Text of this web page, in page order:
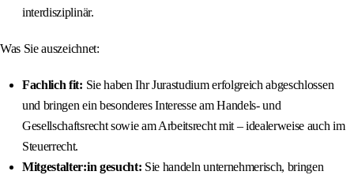
interdisziplinär.
Was Sie auszeichnet:
Fachlich fit: Sie haben Ihr Jurastudium erfolgreich abgeschlossen
und bringen ein besonderes Interesse am Handels- und
Gesellschaftsrecht sowie am Arbeitsrecht mit – idealerweise auch im
Steuerrecht.
Mitgestalter:in gesucht: Sie handeln unternehmerisch, bringen